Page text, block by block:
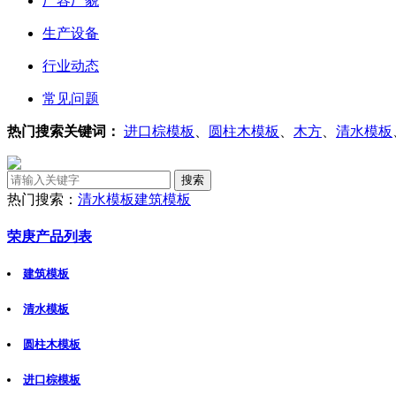
生产设备
行业动态
常见问题
热门搜索关键词： 进口棕模板 圆柱木模板 木方 清水模板
热门搜索： 清水模板建筑模板
荣庚产品列表
建筑模板
清水模板
圆柱木模板
进口棕模板